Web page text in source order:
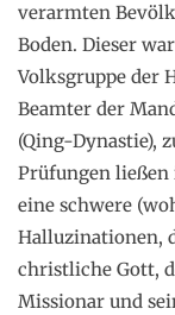
verarmten
Boden. Dieser
Volksgruppe der
Beamter der
(Qing-Dynastie),
Prüfungen
eine schwere
Halluzinationen,
christliche Gott,
Missionar und